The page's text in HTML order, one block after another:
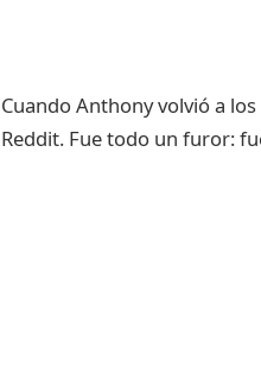
Cuando Anthony volvió a
Reddit. Fue todo un furor: